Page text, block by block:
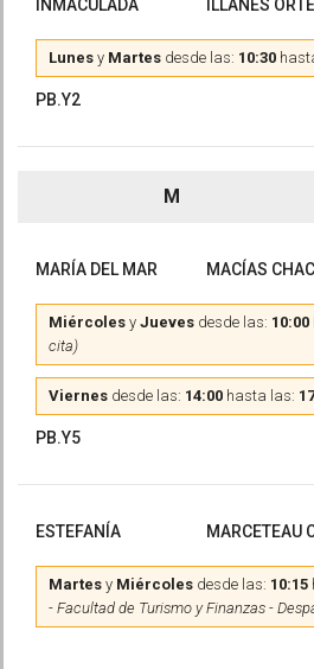
INMACULADA ILLANES
Lunes y Martes desde las: 10:30
PB.Y2
M
MARÍA DEL MAR MACÍAS
Miércoles y Jueves desde las: 10:00
cita)
Viernes desde las: 14:00 hasta las:
PB.Y5
ESTEFANÍA MARCETEAU
Martes y Miércoles desde las: 10:15
- Facultad de Turismo y Finanzas -